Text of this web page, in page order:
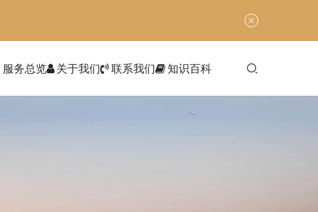
服务总览 关于我们 联系我们 知识百科